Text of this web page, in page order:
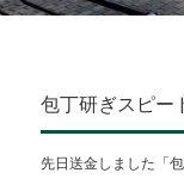
包丁研ぎスピー
先日送金しました「